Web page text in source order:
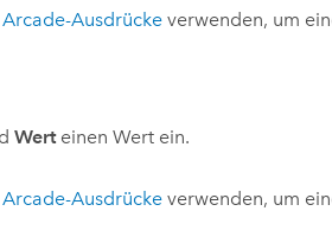
Arcade-Ausdrückeverwenden, um
Werteinen Wert ein.
Arcade-Ausdrückeverwenden, um